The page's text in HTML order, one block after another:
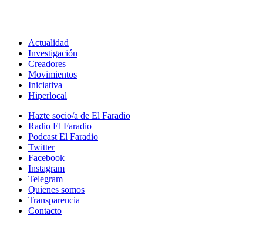
Actualidad
Investigación
Creadores
Movimientos
Iniciativa
Hiperlocal
Hazte socio/a de El Faradio
Radio El Faradio
Podcast El Faradio
Twitter
Facebook
Instagram
Telegram
Quienes somos
Transparencia
Contacto